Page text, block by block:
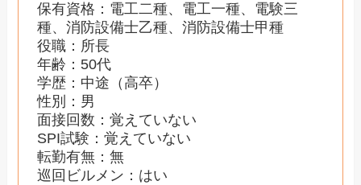
保有資格：電工二種、電工一種、電験三
種、消防設備士乙種、消防設備士甲種
役職：所長
年齢：50代
学歴：中途（高卒）
性別：男
面接回数：覚えていない
SPI試験：覚えていない
転勤有無：無
巡回ビルメン：はい